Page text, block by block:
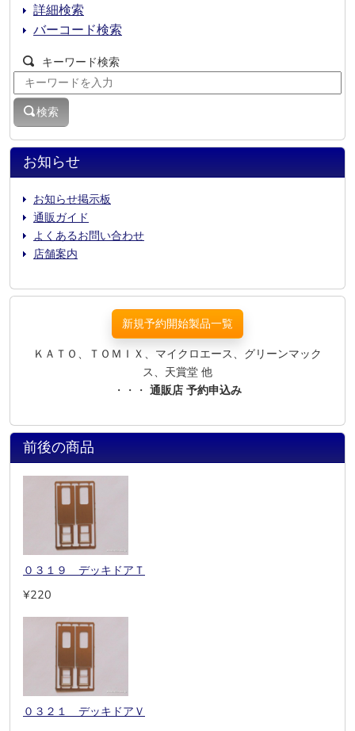
お知らせ
お知らせ掲示板
通販ガイド
よくあるお問い合わせ
店舗案内
詳細検索
バーコード検索
キーワード検索
検索
新規予約開始製品一覧
ＫＡＴＯ、ＴＯＭＩＸ、マイクロエース、グリーンマック
ス、天賞堂 他
・・・ 通販店 予約申込み
前後の商品
０３１９ デッキドアＴ
¥220
０３２１ デッキドアＶ